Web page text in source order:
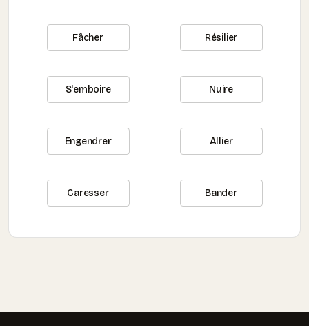
Fâcher Résilier
S'emboire Nuire
Engendrer Allier
Caresser Bander